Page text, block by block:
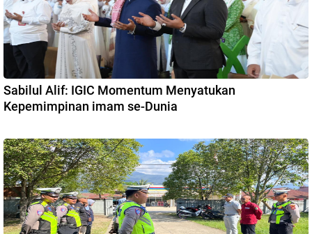
Sabilul Alif: IGIC Momentum Menyatukan
Kepemimpinan imam se-Dunia